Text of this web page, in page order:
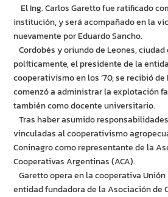
El Ing. Carlos Garetto fue ratificado
institución, y será acompañado en la
nuevamente por Eduardo Sancho.
Cordobés y oriundo de Leones,
políticamente, el presidente de la
cooperativismo en los ’70, se recibió
comenzó a administrar la explotación
también como docente universitario.
Tras haber asumido
vinculadas al cooperativismo
Coninagro como representante de la
Cooperativas Argentinas (ACA).
Garetto opera en la cooperativa
entidad fundadora de la Asociación de